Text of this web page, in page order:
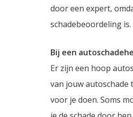
door een expert,
schadebeoordeling is.
Bij een
Er zijn een hoop
van jouw autoschade
voor je doen. Soms